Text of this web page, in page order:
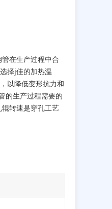
在生产过程中合
择j佳的加热温
以降低变形抗力和
的生产过程需要的
转速是穿孔工艺